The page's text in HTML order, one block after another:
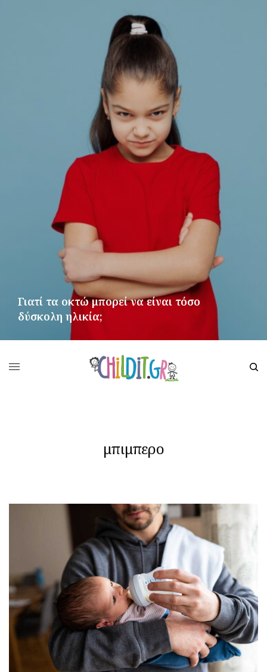
Γιατί τα οκτώ μπορεί να είναι τόσο
δύσκολη ηλικία;
μπιμπερο